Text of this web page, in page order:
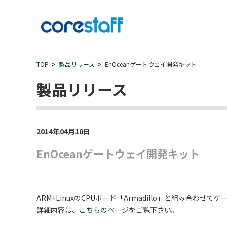
TOP 製品リリース EnOceanゲートウェイ開発キット
製品リリース
2014年04月10日
EnOceanゲートウェイ開発キット
ARM+LinuxのCPUボード「Armadillo」と組み合わせてゲ
詳細内容は、 こちらのページをご覧下さい。